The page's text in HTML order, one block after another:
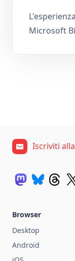
Microsoft
Iscriviti
Browser
Desktop
Android